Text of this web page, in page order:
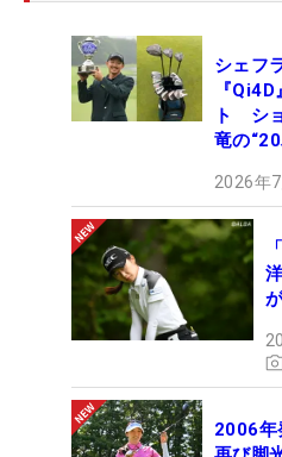
シェフ
『
ト シ
竜の
2026年
2006年